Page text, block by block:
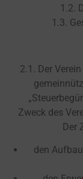
1.2.
1.3.
2.1. Der
Zweck des
Der
den